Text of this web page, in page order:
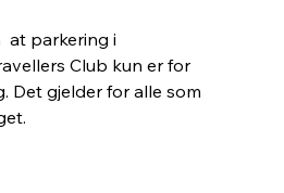
at parkering i
Club kun er for
Det gjelder for alle som